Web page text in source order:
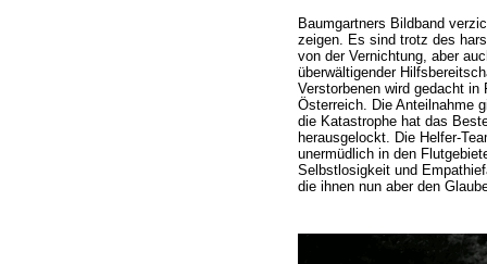
Baumgartners Bildband
zeigen. Es sind trotz des
von der Vernichtung, aber
überwältigender
Verstorbenen wird gedacht
Österreich. Die Anteilnahme
die Katastrophe hat das
herausgelockt. Die Helfer-
unermüdlich in den
Selbstlosigkeit und
die ihnen nun aber den